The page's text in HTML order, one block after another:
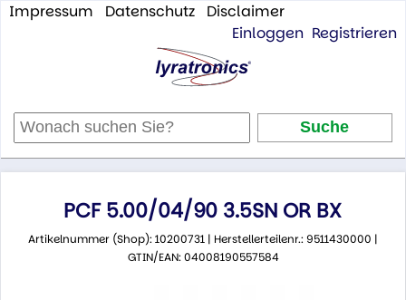
Impressum Datenschutz
Disclaimer
Einloggen Registrieren
PCF 5.00/04/90 3.5SN OR BX
Artikelnummer (Shop): 10200731 | Herstellerteilenr.: 9511430000 |
GTIN/EAN: 04008190557584